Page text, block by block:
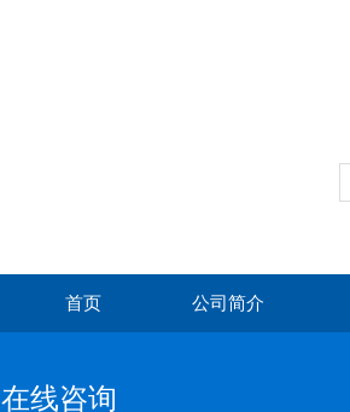
首页 公司简介
在线咨询